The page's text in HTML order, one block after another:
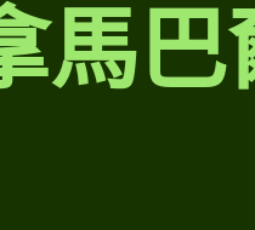
馬巴